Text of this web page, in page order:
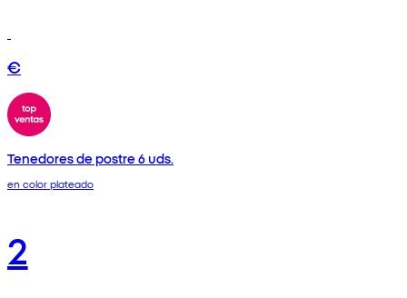
€
Tenedores de postre 6 uds.
en color plateado
2